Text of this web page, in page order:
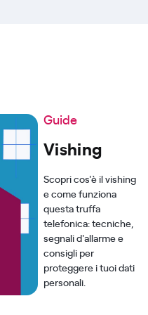
Guide
Vishing
Scopri cos'è il vishing
e come funziona
questa truffa
telefonica: tecniche,
segnali d'allarme e
consigli per
proteggere i tuoi dati
personali.